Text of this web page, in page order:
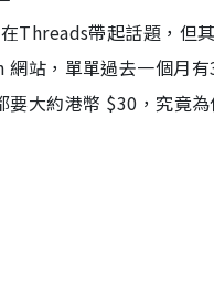
Threads帶起話題，但
站，單單過去一個月
大約港幣 $30，究竟為